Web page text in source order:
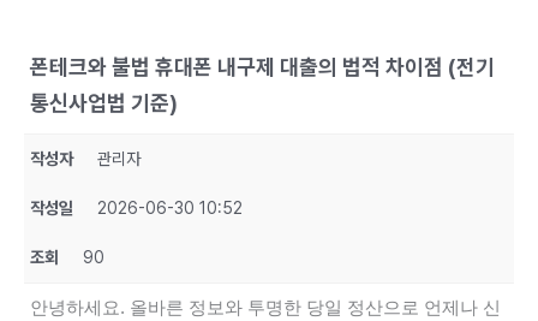
폰테크와 불법 휴대폰 내구제 대출의 법적 차이점 (전기
통신사업법 기준)
작성자 관리자
작성일 2026-06-30 10:52
조회 90
안녕하세요. 올바른 정보와 투명한 당일 정산으로 언제나 신